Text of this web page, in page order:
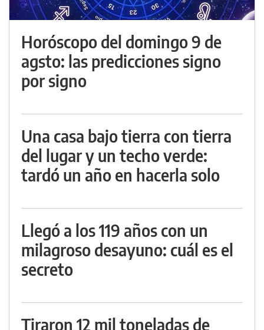
Horóscopo del domingo 9 de
agsto: las predicciones signo
por signo
Una casa bajo tierra con tierra
del lugar y un techo verde:
tardó un año en hacerla solo
Llegó a los 119 años con un
milagroso desayuno: cuál es el
secreto
Tiraron 12 mil toneladas de